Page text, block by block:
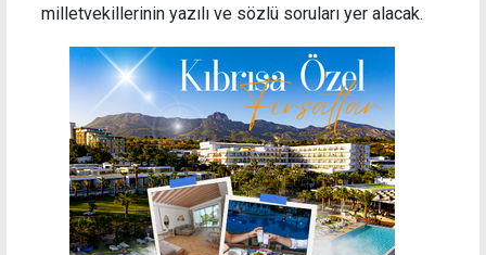
milletvekillerinin yazılı ve sözlü soruları yer alacak.